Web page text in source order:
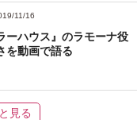
11/16
ーハウス』のラモーナ役
を動画で語る
見る